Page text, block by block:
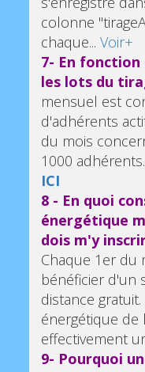
colonne
chaque...Voir+
7- En
les lots du
mensuel est
d'adhérents
du mois
1000
ICI
8 - En quoi
énergétique
dois m'y
Chaque 1er du
bénéficier d'un
distance
énergétique de
effectivement
9- Pourquoi